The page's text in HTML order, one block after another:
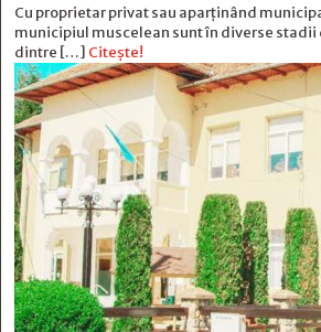
Cu proprietar privat sau aparținând
municipiul muscelean sunt în diverse
dintre […] Citește!